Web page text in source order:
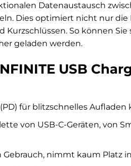
Datenaustausch
Dies optimiert nicht nur
So können Sie
geladen werden.
USB
für blitzschnelles Aufladen
von USB-C-Geräten, von
nimmt kaum Platz